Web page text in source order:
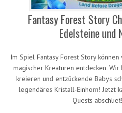
Fantasy Forest Story
Edelsteine und
Im Spiel Fantasy Forest Story
magischer Kreaturen entdecken.
kreieren und entzückende Babys
legendäres Kristall-Einhorn! Jetzt
Quests